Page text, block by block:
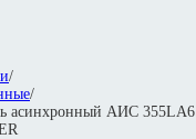
/
/
асинхронный АИС